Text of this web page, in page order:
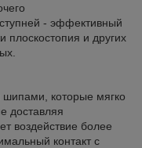
- эффективный
плоскостопия и других
которые мягко
доставляя
воздействие более
контакт с